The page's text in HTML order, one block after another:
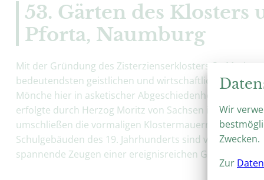
53. Gärten des Klosters
Pforta, Naumburg
Mit der Gründung des Zisterzienserklosters St. Marien
bedeutendsten geistlichen und wirtschaftlichen
Mönche hier in asketischer Abgeschiedenheit und
erfolgte durch Herzog Moritz von Sachsen im Jahr
umschließen die vormaligen Klostermauern diesen
Schulgebäuden des 19. Jahrhunderts sind vor allem
spannende Zeugen einer ereignisreichen Geschichte.
Wir
Zwecken.
Zur